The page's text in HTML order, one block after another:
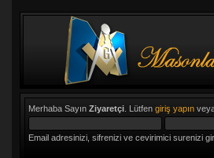
Merhaba Sayın Ziyaretçi. Lütfen giriş yapın
Email adresinizi, sifrenizi ve cevirimici surenizi